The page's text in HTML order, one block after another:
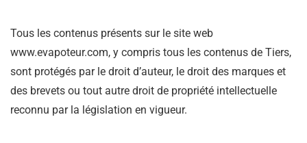
Tous les contenus présents sur le site web
www.evapoteur.com, y compris tous les contenus de Tiers,
sont protégés par le droit d’auteur, le droit des marques et
des brevets ou tout autre droit de propriété intellectuelle
reconnu par la législation en vigueur.